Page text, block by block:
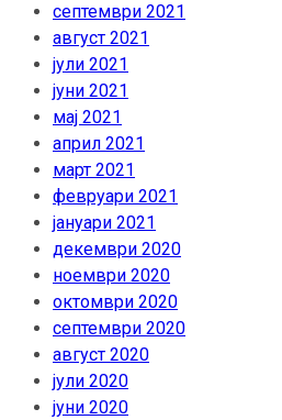
септември 2021
август 2021
јули 2021
јуни 2021
мај 2021
април 2021
март 2021
февруари 2021
јануари 2021
декември 2020
ноември 2020
октомври 2020
септември 2020
август 2020
јули 2020
јуни 2020